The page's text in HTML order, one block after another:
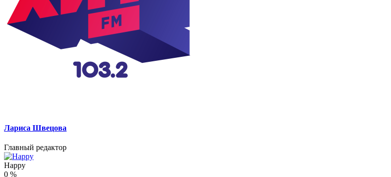
Лариса Швецова
Главный редактор
Happy
0 %